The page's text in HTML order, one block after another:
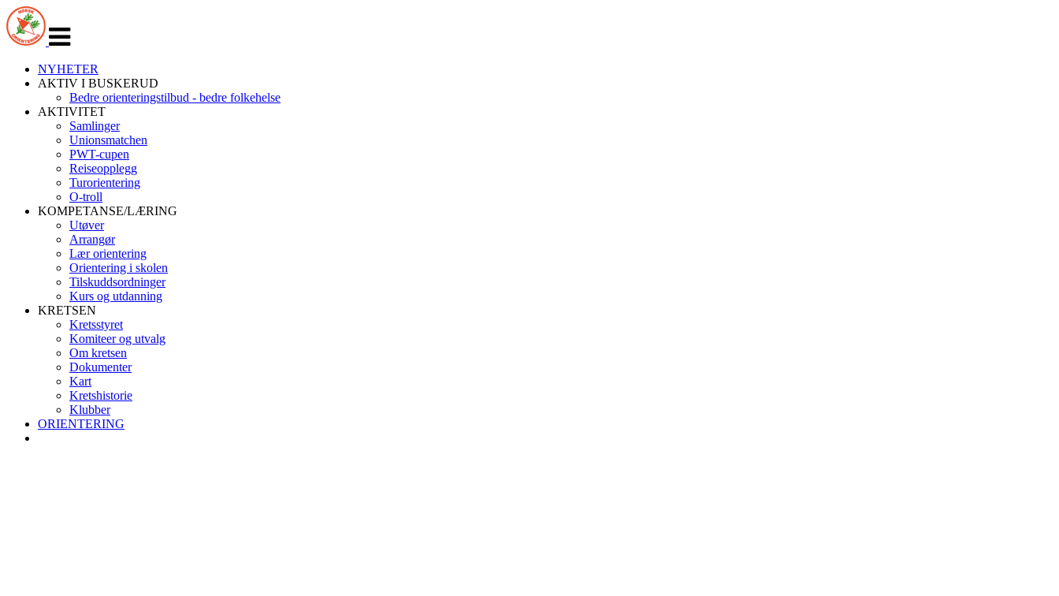
navigasjon
NYHETER
AKTIV I BUSKERUD
Bedre orienteringstilbud - bedre folkehelse
AKTIVITET
Samlinger
Unionsmatchen
PWT-cupen
Reiseopplegg
Turorientering
O-troll
KOMPETANSE/LÆRING
Utøver
Arrangør
Lær orientering
Orientering i skolen
Tilskuddsordninger
Kurs og utdanning
KRETSEN
Kretsstyret
Komiteer og utvalg
Om kretsen
Dokumenter
Kart
Kretshistorie
Klubber
ORIENTERING